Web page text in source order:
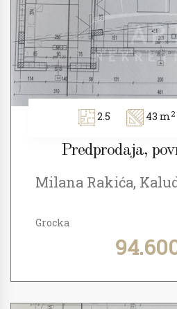
2.5 43 m2
Predprodaja,
Milana Rakića,
Grocka